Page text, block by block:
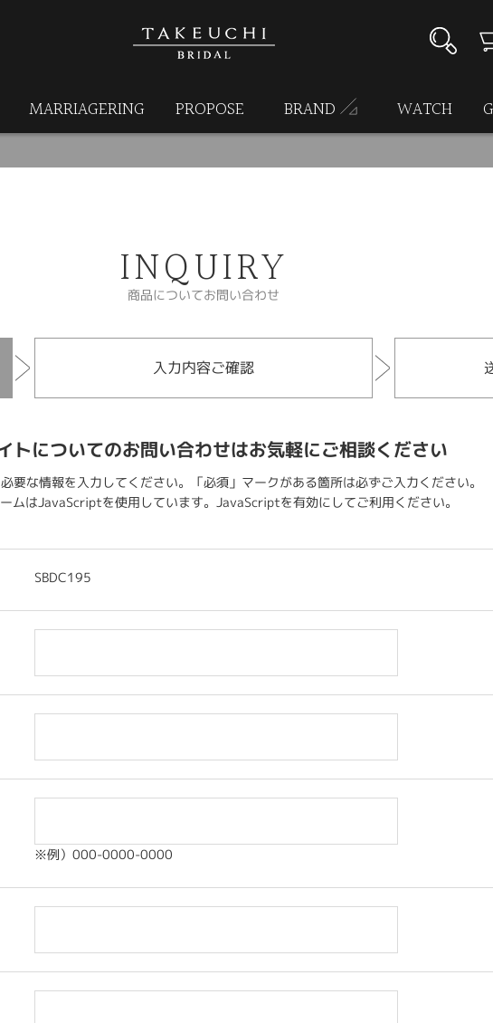
MARRIAGERING PROPOSE BRAND WATCH
INQUIRY
商品についてお問い合わせ
入力内容ご確認
トについてのお問い合わせはお気軽にご相談ください
要な情報を入力してください。「必須」マークがある箇所は必ずご入力ください。
ムはJavaScriptを使用しています。JavaScriptを有効にしてご利用ください。
SBDC195
※例）000-0000-0000